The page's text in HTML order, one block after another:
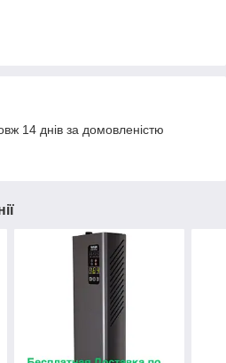
14 днів за домовленістю